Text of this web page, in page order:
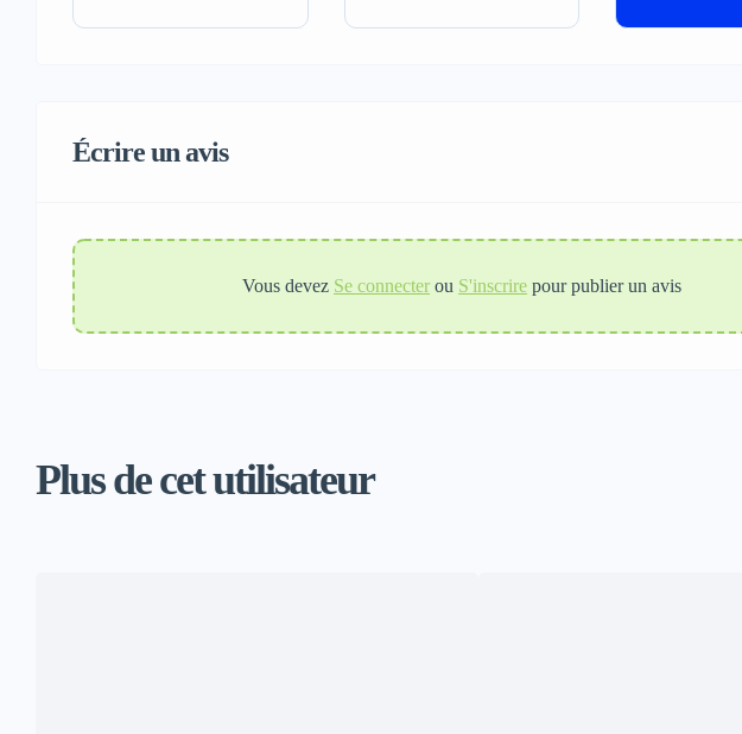
Écrire un avis
Vous devez Se connecter ou S'inscrire pour publier un avis
Plus de cet utilisateur